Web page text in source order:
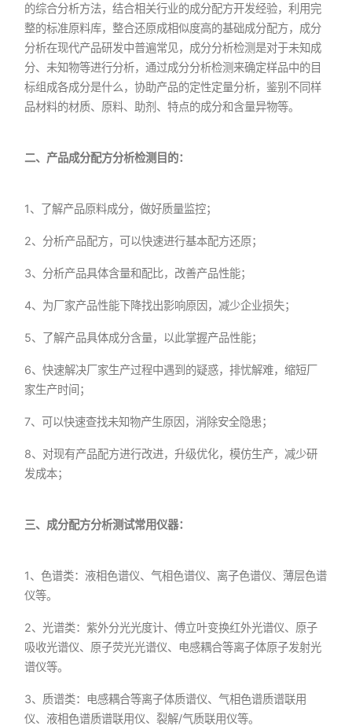
的综合分析方法，结合相关行业的成分配方开发经验，利用完
整的标准原料库，整合还原成相似度高的基础成分配方，成分
分析在现代产品研发中普遍常见，成分分析检测是对于未知成
分、未知物等进行分析，通过成分分析检测来确定样品中的目
标组成各成分是什么，协助产品的定性定量分析，鉴别不同样
品材料的材质、原料、助剂、特点的成分和含量异物等。
二、产品成分配方分析检测目的：
1、了解产品原料成分，做好质量监控；
2、分析产品配方，可以快速进行基本配方还原；
3、分析产品具体含量和配比，改善产品性能；
4、为厂家产品性能下降找出影响原因，减少企业损失；
5、了解产品具体成分含量，以此掌握产品性能；
6、快速解决厂家生产过程中遇到的疑惑，排忧解难，缩短厂
家生产时间；
7、可以快速查找未知物产生原因，消除安全隐患；
8、对现有产品配方进行改进，升级优化，模仿生产，减少研
发成本；
三、成分配方分析测试常用仪器：
1、色谱类：液相色谱仪、气相色谱仪、离子色谱仪、薄层色谱
仪等。
2、光谱类：紫外分光光度计、傅立叶变换红外光谱仪、原子
吸收光谱仪、原子荧光光谱仪、电感耦合等离子体原子发射光
谱仪等。
3、质谱类：电感耦合等离子体质谱仪、气相色谱质谱联用
仪、液相色谱质谱联用仪、裂解/气质联用仪等。